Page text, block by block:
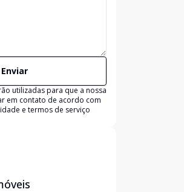
Enviar
utilizadas para que a nossa
em contato de acordo com
e termos de serviço